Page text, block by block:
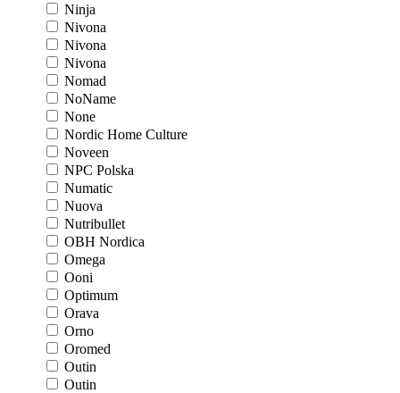
Ninja
Nivona
Nivona
Nivona
Nomad
NoName
None
Nordic Home Culture
Noveen
NPC Polska
Numatic
Nuova
Nutribullet
OBH Nordica
Omega
Ooni
Optimum
Orava
Orno
Oromed
Outin
Outin